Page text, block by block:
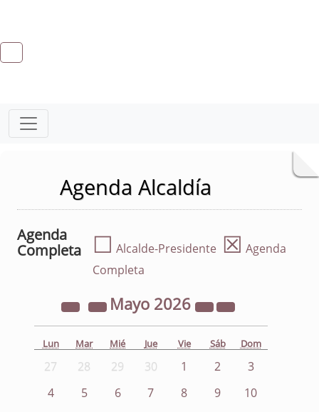
Agenda Alcaldía
Agenda
Completa
☐ Alcalde-Presidente ☒ Agenda
Completa
Mayo 2026
Lun Mar Mié Jue Vie Sáb Dom
27 28 29 30 1 2
3
4
5 6 7 8 9
10